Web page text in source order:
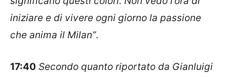
iniziare e di vivere ogni giorno la passione
che anima il Milan”.
17:40 Secondo quanto riportato da Gianluigi